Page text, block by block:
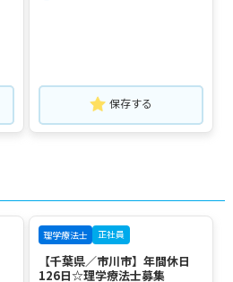
保存する
理学療法士 正社員
【千葉県／市川市】年間休日
126日☆理学療法士募集